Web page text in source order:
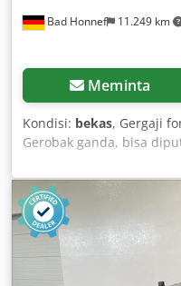
Bad Honnef 11.249 km
Meminta
Kondisi: bekas, Gergaji
Gerobak ganda, bisa
penyetelan halus,
perpanjangan meja
aluminium anodised,
pelindung atas (sempit &
Rentang kemiringan: 45°,
lebar potong : 800 mm, Ø
mm, Daya motor: 5,5